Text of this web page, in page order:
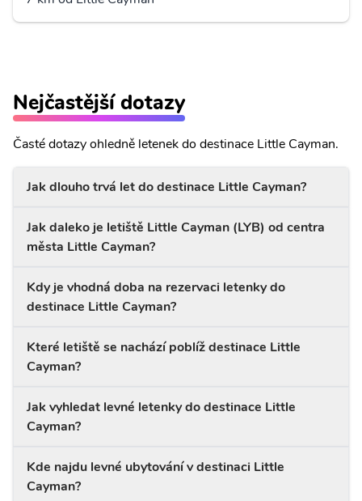
Nejčastější dotazy
Časté dotazy ohledně letenek do destinace Little Cayman.
Jak dlouho trvá let do destinace Little Cayman?
Jak daleko je letiště Little Cayman (LYB) od centra
města Little Cayman?
Kdy je vhodná doba na rezervaci letenky do
destinace Little Cayman?
Které letiště se nachází poblíž destinace Little
Cayman?
Jak vyhledat levné letenky do destinace Little
Cayman?
Kde najdu levné ubytování v destinaci Little
Cayman?